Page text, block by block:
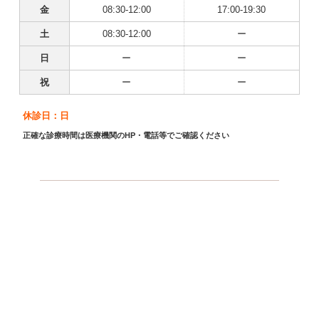
金 08:30-12:00 17:00-19:30
土 08:30-12:00 ー
日 ー ー
祝 ー ー
休診日：日
正確な診療時間は医療機関のHP・電話等でご確認ください